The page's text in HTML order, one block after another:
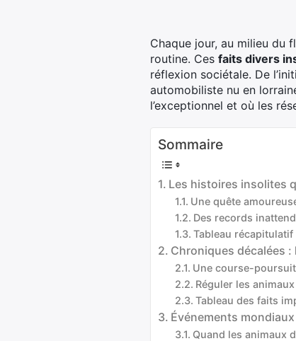
Chaque jour, au milieu du
routine. Ces faits divers
réflexion sociétale. De
automobiliste nu en
l’exceptionnel et où les
Sommaire
Les histoires insolites
Une quête
Des records
Tableau
Chroniques décalées
Une course-
Réguler les
Tableau des faits
Événements
Quand les animaux